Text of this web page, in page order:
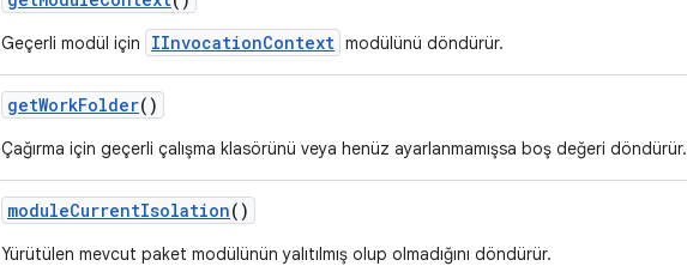
Geçerli modül için IInvocationContext modülünü döndürür.
getWorkFolder()
Çağırma için geçerli çalışma klasörünü veya henüz ayarlanmamışsa boş değeri döndürür.
moduleCurrentIsolation()
Yürütülen mevcut paket modülünün yalıtılmış olup olmadığını döndürür.